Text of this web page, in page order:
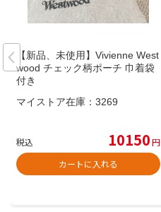
【新品、未使用】Vivienne West
wood チェック柄ポーチ 巾着袋
付き
マイストア在庫： 3269
税込 10150円
カートに入れる